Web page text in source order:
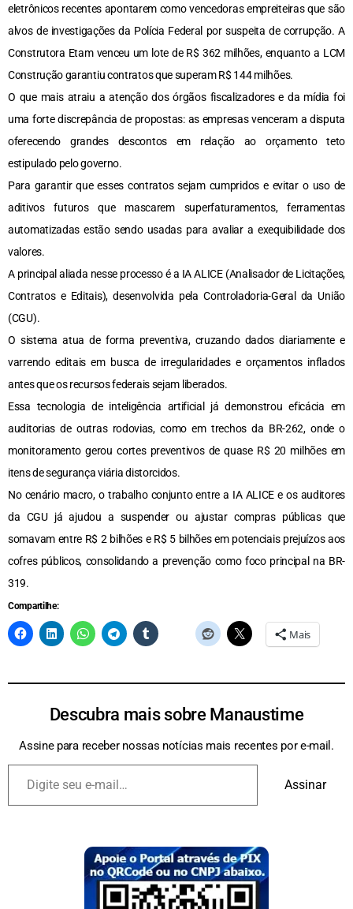
eletrônicos recentes apontarem como vencedoras empreiteiras que são
alvos de investigações da Polícia Federal por suspeita de corrupção. A
Construtora Etam venceu um lote de R$ 362 milhões, enquanto a LCM
Construção garantiu contratos que superam R$ 144 milhões.
O que mais atraiu a atenção dos órgãos fiscalizadores e da mídia foi
uma forte discrepância de propostas: as empresas venceram a disputa
oferecendo grandes descontos em relação ao orçamento teto
estipulado pelo governo.
Para garantir que esses contratos sejam cumpridos e evitar o uso de
aditivos futuros que mascarem superfaturamentos, ferramentas
automatizadas estão sendo usadas para avaliar a exequibilidade dos
valores.
A principal aliada nesse processo é a IA ALICE (Analisador de Licitações,
Contratos e Editais), desenvolvida pela Controladoria-Geral da União
(CGU).
O sistema atua de forma preventiva, cruzando dados diariamente e
varrendo editais em busca de irregularidades e orçamentos inflados
antes que os recursos federais sejam liberados.
Essa tecnologia de inteligência artificial já demonstrou eficácia em
auditorias de outras rodovias, como em trechos da BR-262, onde o
monitoramento gerou cortes preventivos de quase R$ 20 milhões em
itens de segurança viária distorcidos.
No cenário macro, o trabalho conjunto entre a IA ALICE e os auditores
da CGU já ajudou a suspender ou ajustar compras públicas que
somavam entre R$ 2 bilhões e R$ 5 bilhões em potenciais prejuízos aos
cofres públicos, consolidando a prevenção como foco principal na BR-
319.
Compartilhe:
Mais
Descubra mais sobre Manaustime
Assine para receber nossas notícias mais recentes por e-mail.
Assinar